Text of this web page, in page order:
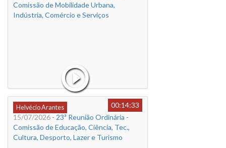
Comissão de Mobilidade Urbana,
Indústria, Comércio e Serviços
Helvécio Arantes
00:14:33
15/07/2026 - 23ª Reunião Ordinária -
Comissão de Educação, Ciência, Tec.,
Cultura, Desporto, Lazer e Turismo